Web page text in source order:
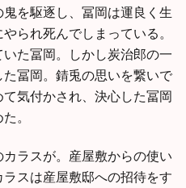
を駆逐し、冨岡は運良く生
られ死んでしまっている。
た冨岡。しかし炭治郎の一
冨岡。錆兎の思いを繋いで
気付かされ、決心した冨岡
。
ラスが。産屋敷からの使い
スは産屋敷邸への招待をす